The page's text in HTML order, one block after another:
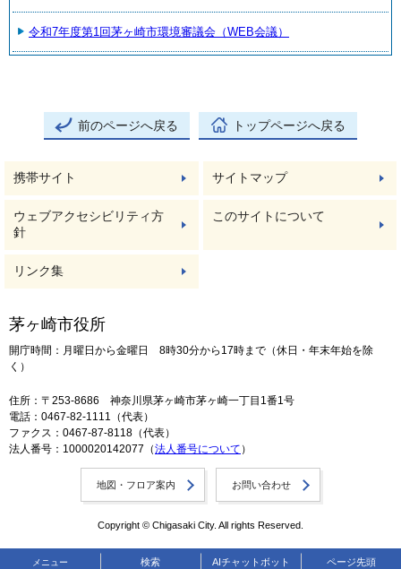
令和7年度第1回茅ヶ崎市環境審議会（WEB会議）
前のページへ戻る トップページへ戻る
メニュー 検索 AIチャットボット ページ先頭
携帯サイト サイトマップ
ウェブアクセシビリティ方
針
このサイトについて
リンク集
茅ヶ崎市役所
開庁時間：月曜日から金曜日 8時30分から17時まで（休日・年末年始を除
く）
住所：〒253-8686 神奈川県茅ヶ崎市茅ヶ崎一丁目1番1号
電話：0467-82-1111（代表）
ファクス：0467-87-8118（代表）
法人番号：1000020142077（法人番号について ）
地図・フロア案内 お問い合わせ
Copyright © Chigasaki City. All rights Reserved.